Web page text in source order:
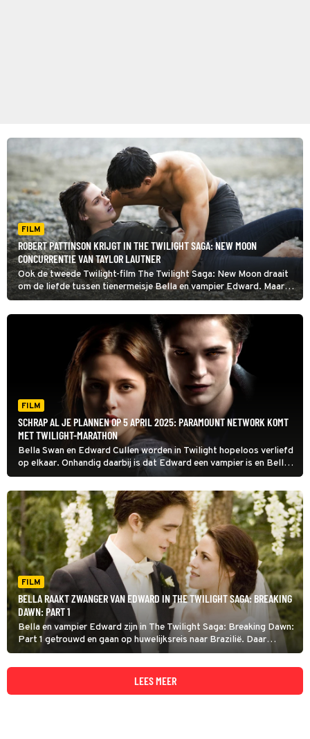
FILM
ROBERT PATTINSON KRIJGT IN THE TWILIGHT SAGA: NEW MOON
CONCURRENTIE VAN TAYLOR LAUTNER
Ook de tweede Twilight-film The Twilight Saga: New Moon draait
om de liefde tussen tienermeisje Bella en vampier Edward. Maar
houdt die liefde ook stand?
FILM
SCHRAP AL JE PLANNEN OP 5 APRIL 2025: PARAMOUNT NETWORK KOMT
MET TWILIGHT-MARATHON
Bella Swan en Edward Cullen worden in Twilight hopeloos verliefd
op elkaar. Onhandig daarbij is dat Edward een vampier is en Bella
een gewoon mens. Kan hij voorkomen dat hij zijn scherpe tanden in
haar nek zet?
FILM
BELLA RAAKT ZWANGER VAN EDWARD IN THE TWILIGHT SAGA: BREAKING
DAWN: PART 1
Bella en vampier Edward zijn in The Twilight Saga: Breaking Dawn:
Part 1 getrouwd en gaan op huwelijksreis naar Brazilië. Daar
ontdekt Bella dat ze zwanger is. Hun ongeboren kindje zet de
gespannen verhouding met de weerwolven verder onder druk.
LEES MEER